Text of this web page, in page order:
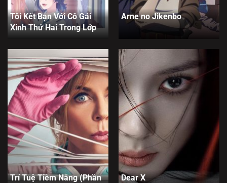
Tôi Kết Bạn Với Cô Gái
Xinh Thứ Hai Trong Lớp
Arne no Jikenbo
Trí Tuệ Tiềm Năng (Phần
Dear X